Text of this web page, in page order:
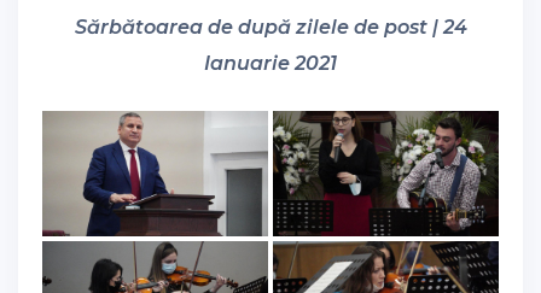
Sărbătoarea de după zilele de post | 24
Ianuarie 2021